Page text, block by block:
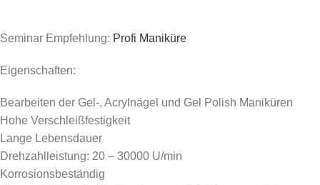
Seminar Empfehlung: Profi Maniküre
Eigenschaften:
Bearbeiten der Gel-, Acrylnägel und Gel Polish Maniküren
Hohe Verschleißfestigkeit
Lange Lebensdauer
Drehzahlleistung: 20 – 30000 U/min
Korrosionsbeständig